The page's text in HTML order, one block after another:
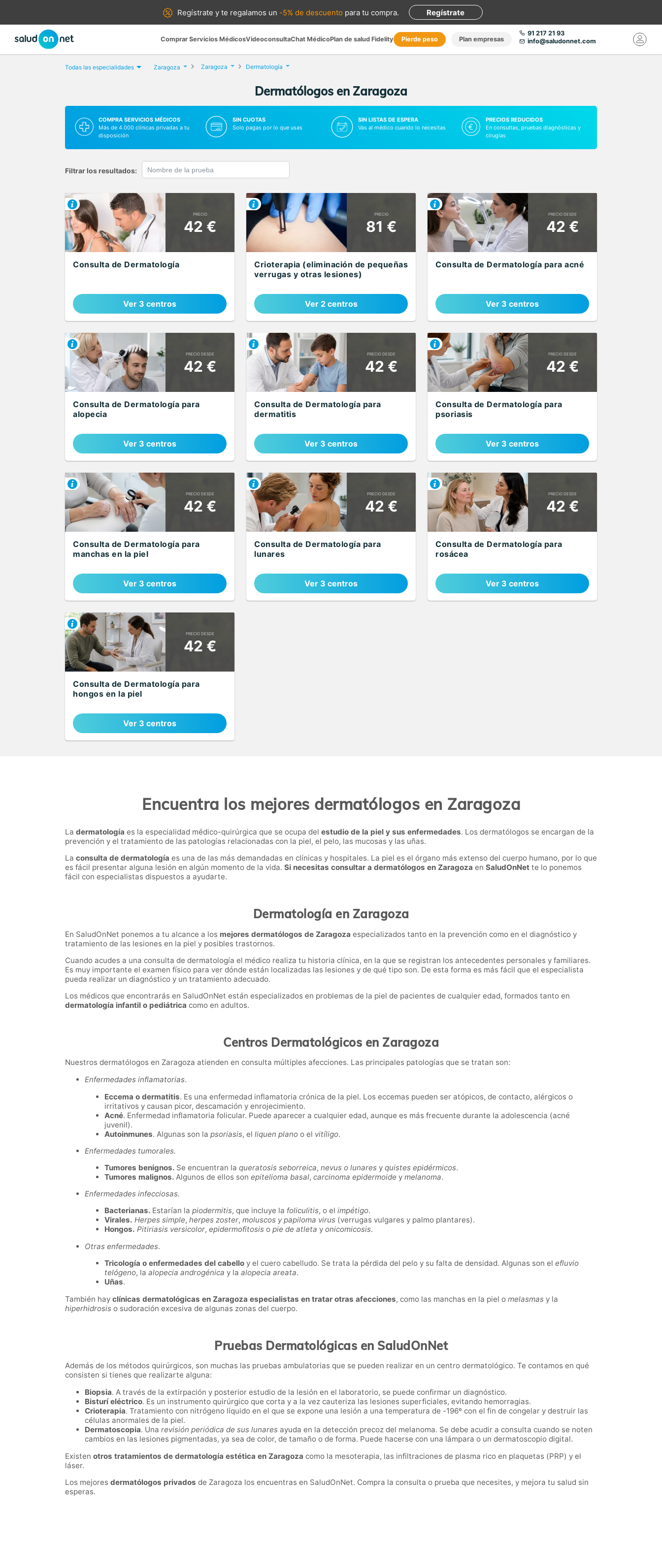
Regístrate yte regalamos un -5% de descuento para tu compra. Regístrate
Comprar Servicios MédicosVideoconsultaChat MédicoPlan de salud Fidelity Pierde peso Plan empresas
91 217 21 93
info@saludonnet.com
Todas las especialidades Zaragoza Zaragoza Dermatología
Dermatólogos en Zaragoza
COMPRA SERVICIOS MÉDICOS
Más de 4.000 clínicas privadas a tu
disposición
SIN CUOTAS
Solo pagas por lo que usas
SIN LISTAS DE ESPERA
Vas al médico cuando lo necesitas
PRECIOS REDUCIDOS
En consultas, pruebas diagnósticas y
cirugías
Filtrar los resultados:
PRECIO
42 €
Consulta de Dermatología
Ver 3 centros
PRECIO
81 €
Crioterapia (eliminación de pequeñas
verrugas y otras lesiones)
Ver 2 centros
PRECIO DESDE
42 €
Consulta de Dermatología para acné
Ver 3 centros
PRECIO DESDE
42 €
Consulta de Dermatología para
alopecia
Ver 3 centros
PRECIO DESDE
42 €
Consulta de Dermatología para
dermatitis
Ver 3 centros
PRECIO DESDE
42 €
Consulta de Dermatología para
psoriasis
Ver 3 centros
PRECIO DESDE
42 €
Consulta de Dermatología para
manchas en la piel
Ver 3 centros
PRECIO DESDE
42 €
Consulta de Dermatología para
lunares
Ver 3 centros
PRECIO DESDE
42 €
Consulta de Dermatología para
rosácea
Ver 3 centros
PRECIO DESDE
42 €
Consulta de Dermatología para
hongos en la piel
Ver 3 centros
Encuentra los mejores dermatólogos en Zaragoza
La dermatología es la especialidad médico-quirúrgica que se ocupa del estudio de la piel y sus enfermedades. Los dermatólogos se encargan de la
prevención y el tratamiento de las patologías relacionadas con la piel, el pelo, las mucosas y las uñas.
La consulta de dermatología es una de las más demandadas en clínicas y hospitales. La piel es el órgano más extenso del cuerpo humano, por lo que
es fácil presentar alguna lesión en algún momento de la vida. Si necesitas consultar a dermatólogos en Zaragoza en SaludOnNet te lo ponemos
fácil con especialistas dispuestos a ayudarte.
Dermatología en Zaragoza
En SaludOnNet ponemos a tu alcance a los mejores dermatólogos de Zaragoza especializados tanto en la prevención como en el diagnóstico y
tratamiento de las lesiones en la piel y posibles trastornos.
Cuando acudes a una consulta de dermatología el médico realiza tu historia clínica, en la que se registran los antecedentes personales y familiares.
Es muy importante el examen físico para ver dónde están localizadas las lesiones y de qué tipo son. De esta forma es más fácil que el especialista
pueda realizar un diagnóstico y un tratamiento adecuado.
Los médicos que encontrarás en SaludOnNet están especializados en problemas de la piel de pacientes de cualquier edad, formados tanto en
dermatología infantil o pediátrica como en adultos.
Centros Dermatológicos en Zaragoza
Nuestros dermatólogos en Zaragoza atienden en consulta múltiples afecciones. Las principales patologías que se tratan son:
Enfermedades inflamatorias.
Eccema o dermatitis. Es una enfermedad inflamatoria crónica de la piel. Los eccemas pueden ser atópicos, de contacto, alérgicos o
irritativos y causan picor, descamación y enrojecimiento.
Acné. Enfermedad inflamatoria folicular. Puede aparecer a cualquier edad, aunque es más frecuente durante la adolescencia (acné
juvenil).
Autoinmunes. Algunas son la psoriasis, el liquen plano o el vitíligo.
Enfermedades tumorales.
Tumores benignos. Se encuentran la queratosis seborreica, nevus o lunares y quistes epidérmicos.
Tumores malignos. Algunos de ellos son epitelioma basal, carcinoma epidermoide y melanoma.
Enfermedades infecciosas.
Bacterianas. Estarían la piodermitis, que incluye la foliculitis, o el impétigo.
Virales. Herpes simple, herpes zoster, moluscos y papiloma virus (verrugas vulgares y palmo plantares).
Hongos. Pitiriasis versicolor, epidermofitosis o pie de atleta y onicomicosis.
Otras enfermedades.
Tricología o enfermedades del cabello y el cuero cabelludo. Se trata la pérdida del pelo y su falta de densidad. Algunas son el efluvio
telógeno, la alopecia androgénica y la alopecia areata.
Uñas.
También hay clínicas dermatológicas en Zaragoza especialistas en tratar otras afecciones, como las manchas en la piel o melasmas y la
hiperhidrosis o sudoración excesiva de algunas zonas del cuerpo.
Pruebas Dermatológicas en SaludOnNet
Además de los métodos quirúrgicos, son muchas las pruebas ambulatorias que se pueden realizar en un centro dermatológico. Te contamos en qué
consisten si tienes que realizarte alguna:
Biopsia. A través de la extirpación y posterior estudio de la lesión en el laboratorio, se puede confirmar un diagnóstico.
Bisturí eléctrico. Es un instrumento quirúrgico que corta y a la vez cauteriza las lesiones superficiales, evitando hemorragias.
Crioterapia. Tratamiento con nitrógeno líquido en el que se expone una lesión a una temperatura de -196º con el fin de congelar y destruir las
células anormales de la piel.
Dermatoscopia. Una revisión periódica de sus lunares ayuda en la detección precoz del melanoma. Se debe acudir a consulta cuando se noten
cambios en las lesiones pigmentadas, ya sea de color, de tamaño o de forma. Puede hacerse con una lámpara o un dermatoscopio digital.
Existen otros tratamientos de dermatología estética en Zaragoza como la mesoterapia, las infiltraciones de plasma rico en plaquetas (PRP) y el
láser.
Los mejores dermatólogos privados de Zaragoza los encuentras en SaludOnNet. Compra la consulta o prueba que necesites, y mejora tu salud sin
esperas.